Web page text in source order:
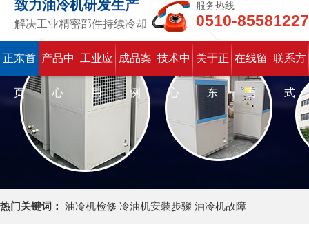
致力油冷机研发生产
解决工业精密部件持续冷却
服务热线
0510-85581227
正东首
页
产品中
心
工业应
用
成品案
例
技术中
心
关于正
东
在线留
言
联系方
式
热门关键词： 油冷机检修 冷油机安装步骤 油冷机故障